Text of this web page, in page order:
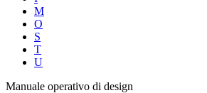
M
O
S
T
U
Manuale operativo di design